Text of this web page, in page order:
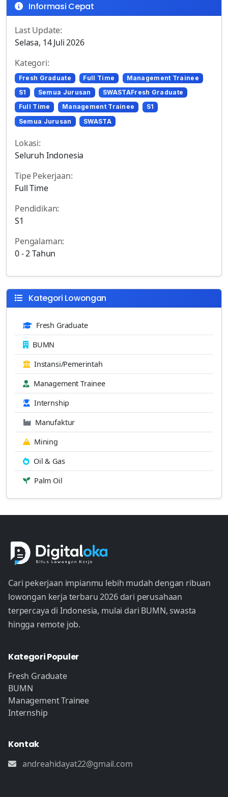
Informasi Cepat
Last Update:
Selasa, 14 Juli 2026
Kategori:
Fresh Graduate Full Time
Management Trainee
S1
Semua Jurusan
SWASTAFresh Graduate
Full Time
Management Trainee
S1
Semua Jurusan
SWASTA
Lokasi:
Seluruh Indonesia
Tipe Pekerjaan:
Full Time
Pendidikan:
S1
Pengalaman:
0 - 2 Tahun
Kategori Lowongan
Fresh Graduate
BUMN
Instansi/Pemerintah
Management Trainee
Internship
Manufaktur
Mining
Oil & Gas
Palm Oil
Cari pekerjaan impianmu lebih mudah dengan ribuan
lowongan kerja terbaru 2026 dari perusahaan
terpercaya di Indonesia, mulai dari BUMN, swasta
hingga remote job.
Kategori Populer
Fresh Graduate
BUMN
Management Trainee
Internship
Kontak
andreahidayat22@gmail.com